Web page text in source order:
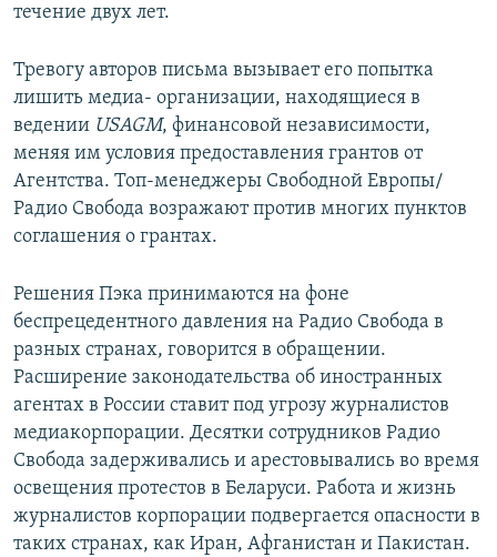
течение двух лет.
Тревогу авторов письма вызывает его попытка
лишить медиа- организации, находящиеся в
ведении USAGM, финансовой независимости,
меняя им условия предоставления грантов от
Агентства. Топ-менеджеры Свободной Европы/
Радио Свобода возражают против многих пунктов
соглашения о грантах.
Решения Пэка принимаются на фоне
беспрецедентного давления на Радио Свобода в
разных странах, говорится в обращении.
Расширение законодательства об иностранных
агентах в России ставит под угрозу журналистов
медиакорпорации. Десятки сотрудников Радио
Свобода задерживались и арестовывались во время
освещения протестов в Беларуси. Работа и жизнь
журналистов корпорации подвергается опасности в
таких странах, как Иран, Афганистан и Пакистан.